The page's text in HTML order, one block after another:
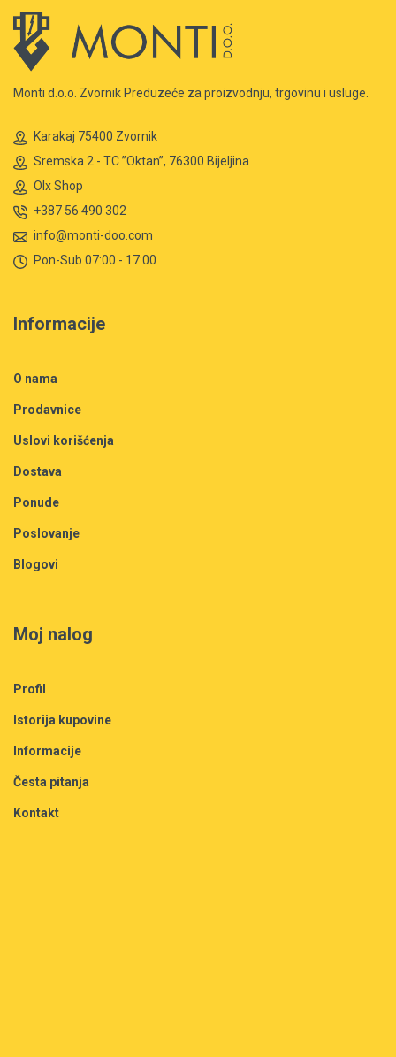
Monti d.o.o. Zvornik Preduzeće za proizvodnju, trgovinu i usluge.
Karakaj 75400 Zvornik
Sremska 2 - TC ”Oktan”, 76300 Bijeljina
Olx Shop
+387 56 490 302
info@monti-doo.com
Pon-Sub 07:00 - 17:00
Informacije
O nama
Prodavnice
Uslovi korišćenja
Dostava
Ponude
Poslovanje
Blogovi
Moj nalog
Profil
Istorija kupovine
Informacije
Česta pitanja
Kontakt